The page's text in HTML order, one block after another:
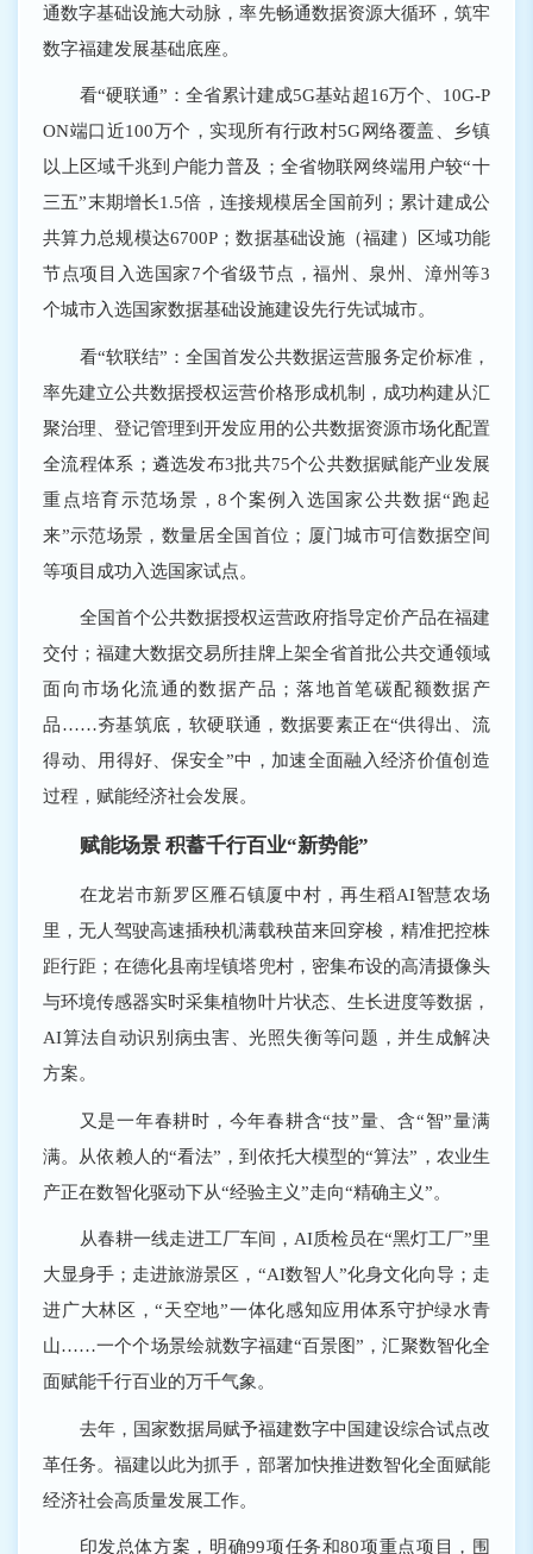
通数字基础设施大动脉，率先畅通数据资源大循环，筑牢
数字福建发展基础底座。
看“硬联通”：全省累计建成5G基站超16万个、10G-P
ON端口近100万个，实现所有行政村5G网络覆盖、乡镇
以上区域千兆到户能力普及；全省物联网终端用户较“十
三五”末期增长1.5倍，连接规模居全国前列；累计建成公
共算力总规模达6700P；数据基础设施（福建）区域功能
节点项目入选国家7个省级节点，福州、泉州、漳州等3
个城市入选国家数据基础设施建设先行先试城市。
看“软联结”：全国首发公共数据运营服务定价标准，
率先建立公共数据授权运营价格形成机制，成功构建从汇
聚治理、登记管理到开发应用的公共数据资源市场化配置
全流程体系；遴选发布3批共75个公共数据赋能产业发展
重点培育示范场景，8个案例入选国家公共数据“跑起
来”示范场景，数量居全国首位；厦门城市可信数据空间
等项目成功入选国家试点。
全国首个公共数据授权运营政府指导定价产品在福建
交付；福建大数据交易所挂牌上架全省首批公共交通领域
面向市场化流通的数据产品；落地首笔碳配额数据产
品……夯基筑底，软硬联通，数据要素正在“供得出、流
得动、用得好、保安全”中，加速全面融入经济价值创造
过程，赋能经济社会发展。
赋能场景 积蓄千行百业“新势能”
在龙岩市新罗区雁石镇厦中村，再生稻AI智慧农场
里，无人驾驶高速插秧机满载秧苗来回穿梭，精准把控株
距行距；在德化县南埕镇塔兜村，密集布设的高清摄像头
与环境传感器实时采集植物叶片状态、生长进度等数据，
AI算法自动识别病虫害、光照失衡等问题，并生成解决
方案。
又是一年春耕时，今年春耕含“技”量、含“智”量满
满。从依赖人的“看法”，到依托大模型的“算法”，农业生
产正在数智化驱动下从“经验主义”走向“精确主义”。
从春耕一线走进工厂车间，AI质检员在“黑灯工厂”里
大显身手；走进旅游景区，“AI数智人”化身文化向导；走
进广大林区，“天空地”一体化感知应用体系守护绿水青
山……一个个场景绘就数字福建“百景图”，汇聚数智化全
面赋能千行百业的万千气象。
去年，国家数据局赋予福建数字中国建设综合试点改
革任务。福建以此为抓手，部署加快推进数智化全面赋能
经济社会高质量发展工作。
印发总体方案，明确99项任务和80项重点项目，围